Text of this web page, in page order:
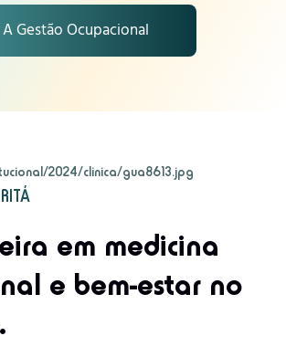
Gestão Ocupacional
em medicina
e bem-estar no